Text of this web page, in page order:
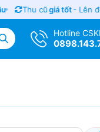
Thu cũ giá tốt- Lên đời
Hotline